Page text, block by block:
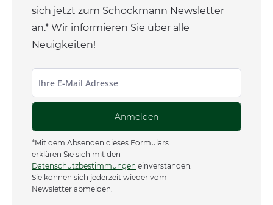
sich jetzt zum Schockmann Newsletter
an.* Wir informieren Sie über alle
Neuigkeiten!
Anmelden
*Mit dem Absenden dieses Formulars
erklären Sie sich mit den
Datenschutzbestimmungen einverstanden.
Sie können sich jederzeit wieder vom
Newsletter abmelden.